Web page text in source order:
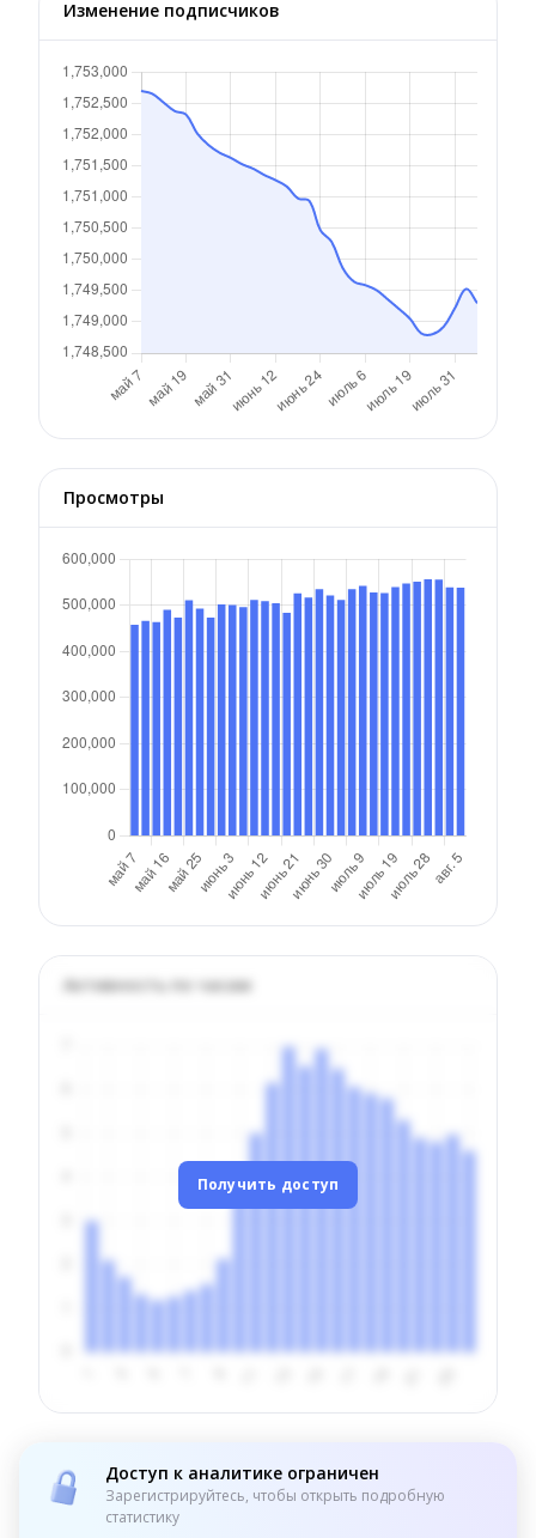
Изменение подписчиков
Просмотры
Активность по часам
Получить доступ
Доступ к аналитике ограничен
Зарегистрируйтесь, чтобы открыть подробную
статистику